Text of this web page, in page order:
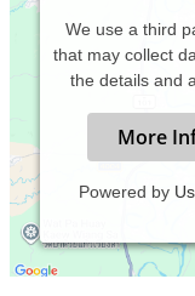
We use a third
that may collect
the details and
More
Powered by
Ich beherrsche
Techniken, die ich je
Klientin und der